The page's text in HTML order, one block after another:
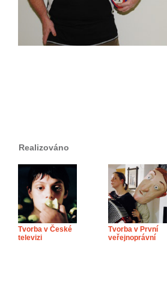
Realizováno
Tvorba v České
televizi
Tvorba v První
veřejnoprávní